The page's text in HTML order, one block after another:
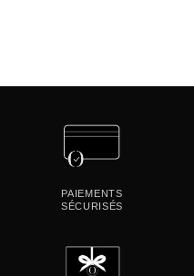
PAIEMENTS
SÉCURISÉS